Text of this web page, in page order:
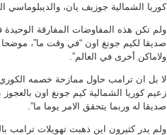
كوريا الشمالية جوزيف يان،
ولم تكن هذه المفاوضات المفارقة الوحيدة
صديقا لكيم جونغ اون “في وقت ما”، موضحا
ولاماكن أخرى في العالم”.
لا بل ان ترامب حاول ممازحة خصمه الكوري
زعيم كوريا الشمالية كيم جونغ اون
صديقا له وربما يتحقق الامر يوما ما”.
ولم يدر كثيرون اين ذهبت تهويلات ترامب